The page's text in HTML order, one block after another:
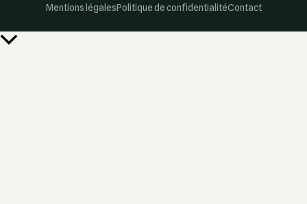
Mentions légalesPolitique de confidentialitéContact